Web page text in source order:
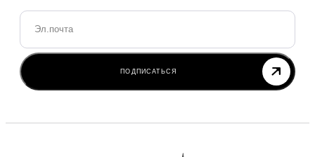
Email
ПОДПИСАТЬСЯ